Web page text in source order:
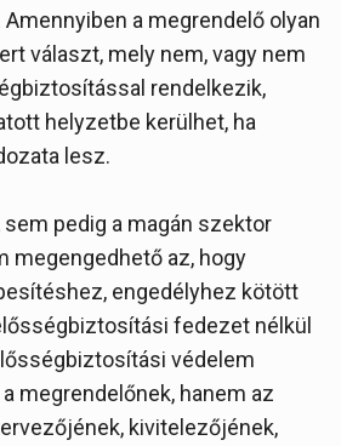
a megrendelő olyan
választ, mely nem, vagy nem
rendelkezik,
helyzetbe kerülhet, ha
lesz.
sem pedig a magán szektor
megengedhető az, hogy
engedélyhez kötött
fedezet nélkül
védelem
megrendelőnek, hanem az
kivitelezőjének,